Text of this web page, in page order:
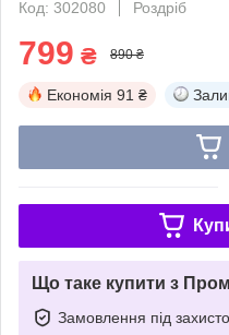
Код: 302080
Роздріб
799 ₴ 890 ₴
Економія 91 ₴
Що таке купити з
Замовлення під